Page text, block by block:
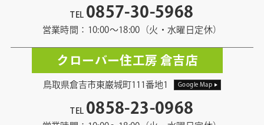
TEL 0857-30-5968
営業時間：10:00〜18:00（火・水曜日定休）
クローバー住工房 倉吉店
鳥取県倉吉市東巌城町111番地1 Google Map
TEL 0858-23-0968